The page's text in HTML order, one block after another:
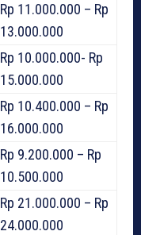
Rp 11.000.000 – Rp
13.000.000
Rp 10.000.000- Rp
15.000.000
Rp 10.400.000 – Rp
16.000.000
Rp 9.200.000 – Rp
10.500.000
Rp 21.000.000 – Rp
24.000.000